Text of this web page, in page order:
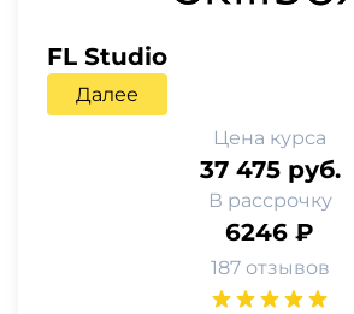
FL Studio
Далее
Цена курса
37 475 руб.
В рассрочку
6246 ₽
187 отзывов